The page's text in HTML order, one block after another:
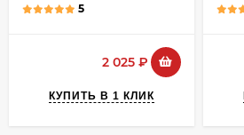
5
2 025 ₽
КУПИТЬ В 1 КЛИК